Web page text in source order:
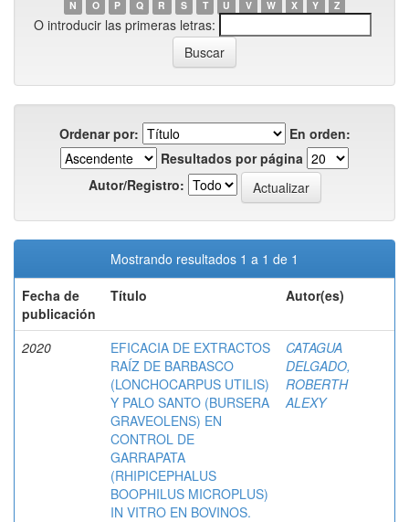
N
O P Q R S T U V W X Y Z
O introducir las primeras letras:
Ordenar por:
En orden:
Resultados por página
Autor/Registro:
Mostrando resultados 1 a 1 de 1
Fecha de
publicación
Título Autor(es)
2020
EFICACIA DE EXTRACTOS
RAÍZ DE BARBASCO
(LONCHOCARPUS UTILIS)
Y PALO SANTO (BURSERA
GRAVEOLENS) EN
CONTROL DE
GARRAPATA
(RHIPICEPHALUS
BOOPHILUS MICROPLUS)
IN VITRO EN BOVINOS.
CATAGUA
DELGADO,
ROBERTH
ALEXY